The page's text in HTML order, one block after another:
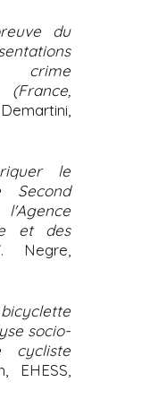
du
le
et des
Negre,
socio-
cycliste
EHESS,